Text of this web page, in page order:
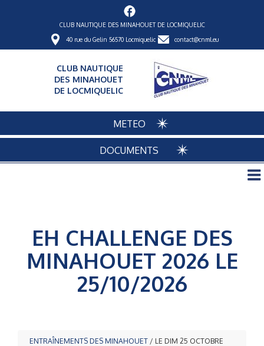
CLUB NAUTIQUE DES MINAHOUET DE LOCMIQUELIC
40 rue du Gelin 56570 Locmiquelic contact@cnml.eu
CLUB NAUTIQUE
DES MINAHOUET
DE LOCMIQUELIC
METEO
DOCUMENTS
EH CHALLENGE DES
MINAHOUET 2026 LE
25/10/2026
ENTRAÎNEMENTS DES MINAHOUET / LE DIM 25 OCTOBRE